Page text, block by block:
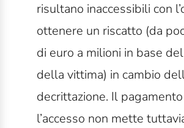
risultano inaccessibili con
ottenere un riscatto (da
di euro a milioni in base
della vittima) in cambio
decrittazione. Il
l’accesso non mette